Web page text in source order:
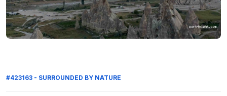
#423163 - SURROUNDED BY NATURE